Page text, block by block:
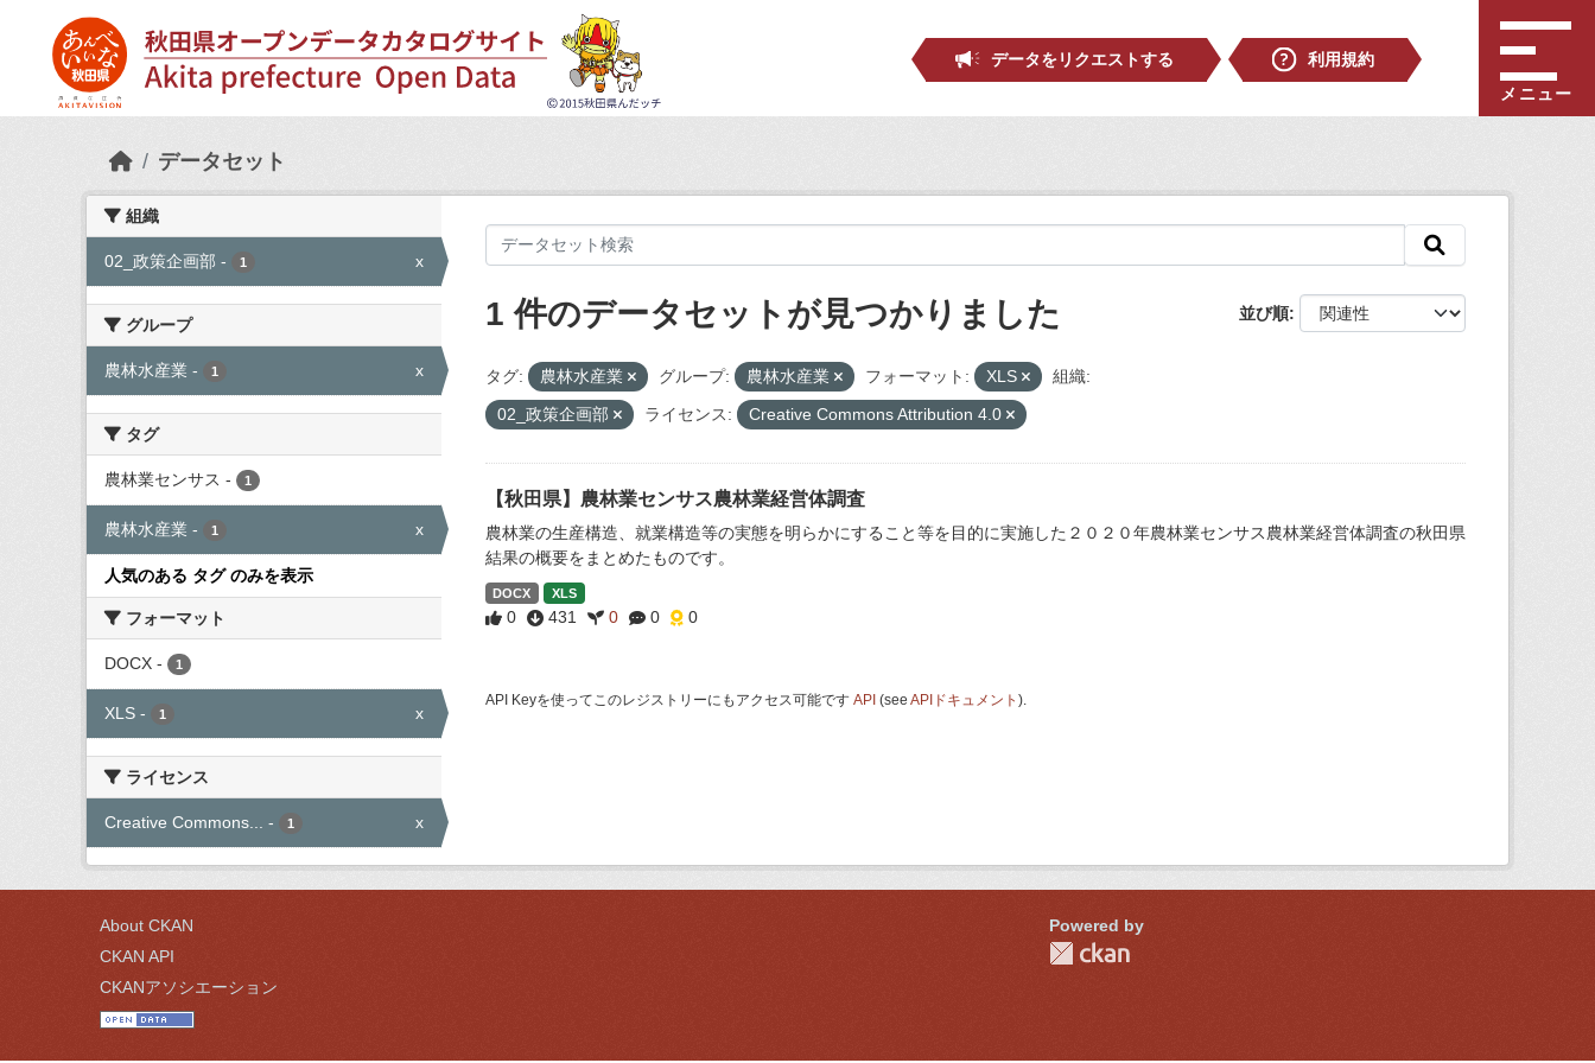
データをリクエストする
利用規約
メニュー
データセット
組織
02_政策企画部 - 1 x
グループ
農林水産業 - 1 x
タグ
農林業センサス - 1
農林水産業 - 1 x
人気のある タグ のみを表示
フォーマット
DOCX - 1
XLS - 1 x
ライセンス
Creative Commons... - 1 x
並び順
1 件のデータセットが見つかりました
タグ: 農林水産業 グループ: 農林水産業 フォーマット: XLS
組織:
02_政策企画部
ライセンス: Creative Commons Attribution 4.0
【秋田県】農林業センサス農林業経営体調査
農林業の生産構造、就業構造等の実態を明らかにすること等を目的に実施した２０２０年農林業センサス農林業経営体調査の秋田県
結果の概要をまとめたものです。
DOCX XLS
0 431 0 0 0
API Keyを使ってこのレジストリーにもアクセス可能です API (see APIドキュメント ).
About CKAN
CKAN API
CKANアソシエーション
Powered by